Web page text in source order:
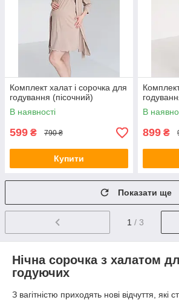
Комплект халат і сорочка для
годування (пісочний)
В наявності
599 ₴ 790 ₴
Купити
В
899 ₴
Показати ще
1 / 3
Нічна сорочка з халатом
годуючих
З вагітністю приходять нові відчуття, які